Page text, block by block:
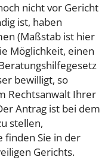
nicht vor Gericht
ist, haben
(Maßstab ist hier
Möglichkeit, einen
bewilligt, so
Rechtsanwalt Ihrer
Antrag ist bei dem
stellen,
finden Sie in der
Gerichts.